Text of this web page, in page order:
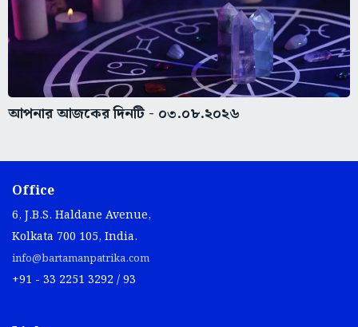
আপনার আজকের দিনটি - ০৩.০৮.২০২৬
Office
6, J.B.S. Haldane Avenue,
Kolkata 700 105, India.
info@bartamanpatrika.com
+91 - 33 2251 3292 / 93